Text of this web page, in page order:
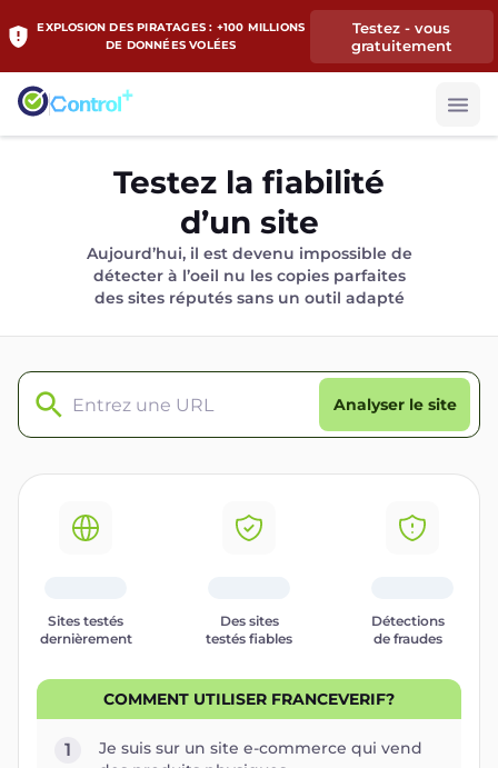
EXPLOSION DES PIRATAGES : +100 MILLIONS
DE DONNÉES VOLÉES
Testez - vous
gratuitement
Testez la fiabilité
d’un site
Aujourd’hui, il est devenu impossible de
détecter à l’oeil nu les copies parfaites
des sites réputés sans un outil adapté
Analyser le site
Sites testés
dernièrement
Des sites
testés fiables
Détections
de fraudes
COMMENT UTILISER FRANCEVERIF?
1
Je suis sur un site e-commerce qui vend